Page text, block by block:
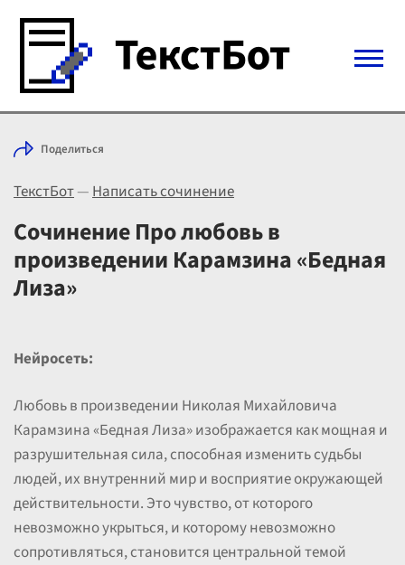
Войти с Telegram
Выбрать режим
Цены
Поделиться
ТекстБот—Написать сочинение
Сочинение Про любовь в
произведении Карамзина «Бедная
Лиза»
Нейросеть:
Любовь в произведении Николая Михайловича
Карамзина «Бедная Лиза» изображается как мощная и
разрушительная сила, способная изменить судьбы
людей, их внутренний мир и восприятие окружающей
действительности. Это чувство, от которого
невозможно укрыться, и которому невозможно
сопротивляться, становится центральной темой